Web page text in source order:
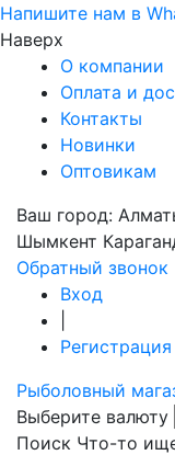
Напишите нам в
Наверх
О компании
Оплата и
Контакты
Новинки
Оптовикам
Ваш город:
Шымкент
Обратный звонок
Вход
Регистрация
Рыболовный
Выберите валюту
Поиск Что-то